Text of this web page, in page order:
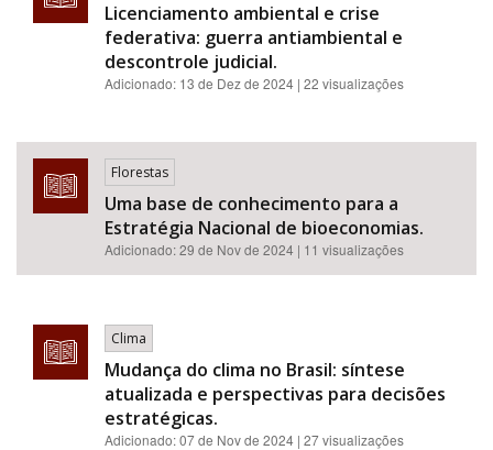
BUSCAR
Licenciamento ambiental e crise
federativa: guerra antiambiental e
descontrole judicial.
Adicionado: 13 de Dez de 2024 | 22 visualizações
Florestas
Uma base de conhecimento para a
Estratégia Nacional de bioeconomias.
Adicionado:29 de Nov de 2024 | 11 visualizações
Clima
Mudança do clima no Brasil: síntese
atualizada e perspectivas para decisões
estratégicas.
Adicionado:07 de Nov de 2024 | 27 visualizações